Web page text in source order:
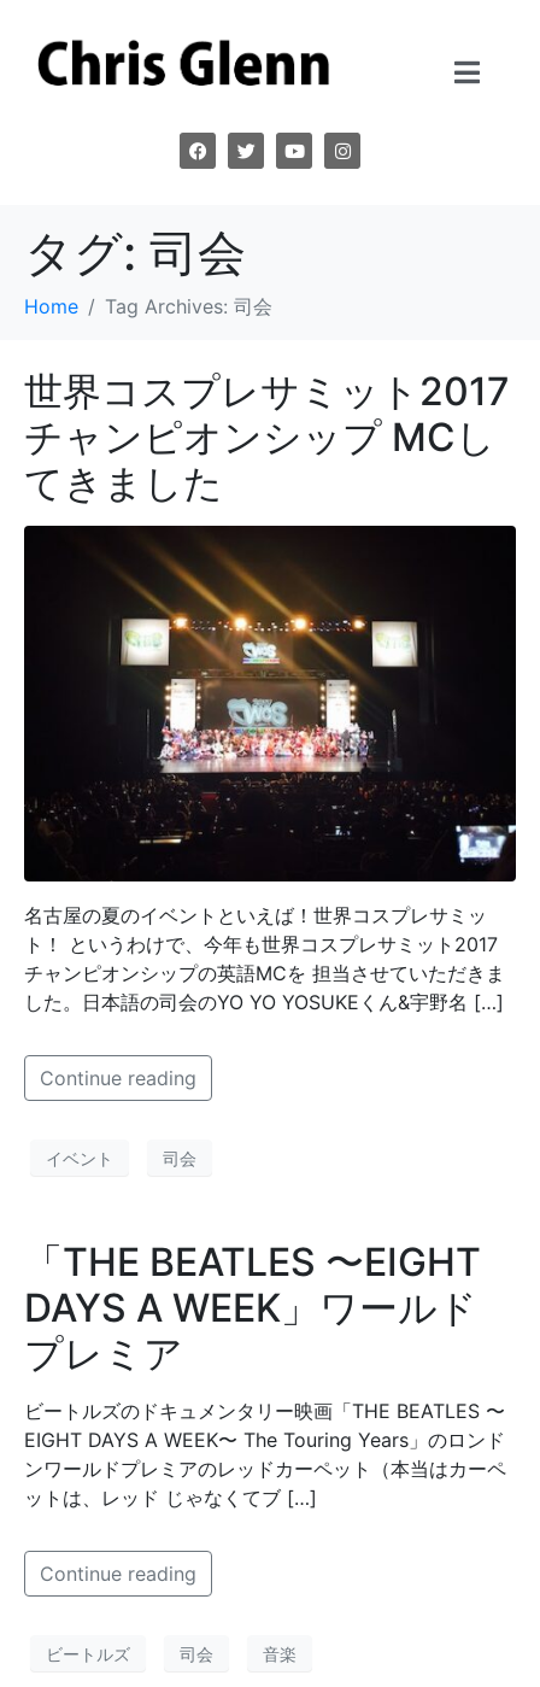
タグ: 司会
Home Tag Archives: 司会
世界コスプレサミット2017
チャンピオンシップ MCし
てきました
名古屋の夏のイベントといえば！世界コスプレサミッ
ト！ というわけで、今年も世界コスプレサミット2017
チャンピオンシップの英語MCを 担当させていただきま
した。日本語の司会のYO YO YOSUKEくん&宇野名 […]
Continue reading
イベント 司会
「THE BEATLES 〜EIGHT
DAYS A WEEK」ワールド
プレミア
ビートルズのドキュメンタリー映画「THE BEATLES 〜
EIGHT DAYS A WEEK〜 The Touring Years」のロンド
ンワールドプレミアのレッドカーペット（本当はカーペ
ットは、レッド じゃなくてブ […]
Continue reading
ビートルズ 司会 音楽